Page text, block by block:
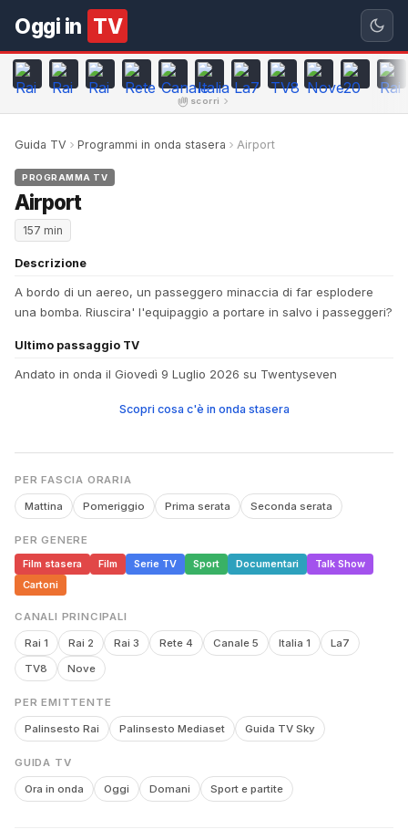
Oggi in TV
scorri
Guida TV Programmi in onda stasera Airport
PROGRAMMA TV
Airport
157 min
Descrizione
A bordo di un aereo, un passeggero minaccia di far esplodere
una bomba. Riuscira' l'equipaggio a portare in salvo i passeggeri?
Ultimo passaggio TV
Andato in onda il Giovedì 9 Luglio 2026 su Twentyseven
Scopri cosa c'è in onda stasera
PER FASCIA ORARIA
Mattina Pomeriggio Prima serata Seconda serata
PER GENERE
Film stasera
Film Serie TV Sport Documentari
Talk Show
Cartoni
CANALI PRINCIPALI
Rai 1 Rai 2 Rai 3 Rete 4 Canale 5 Italia 1
La7
TV8
Nove
PER EMITTENTE
Palinsesto Rai Palinsesto Mediaset Guida TV Sky
GUIDA TV
Ora in onda Oggi Domani Sport e partite